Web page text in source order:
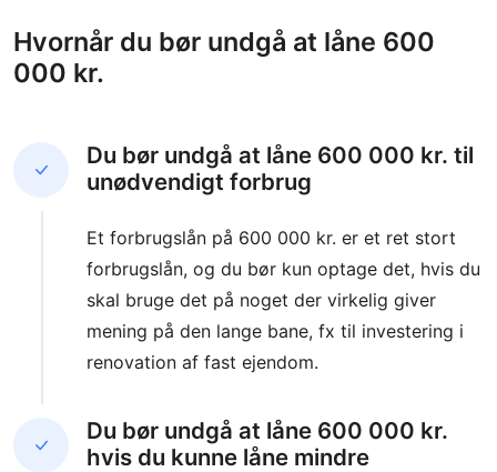
Hvornår du bør undgå at låne 600
000 kr.
Du bør undgå at låne 600 000 kr. til
unødvendigt forbrug
Et forbrugslån på 600 000 kr. er et ret stort
forbrugslån, og du bør kun optage det, hvis du
skal bruge det på noget der virkelig giver
mening på den lange bane, fx til investering i
renovation af fast ejendom.
Du bør undgå at låne 600 000 kr.
hvis du kunne låne mindre